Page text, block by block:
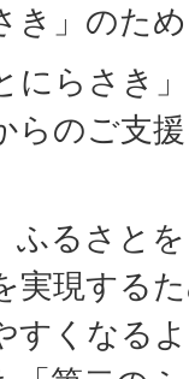
き」のた
にらさき
らのご支
ふるさと
実現する
すくなる